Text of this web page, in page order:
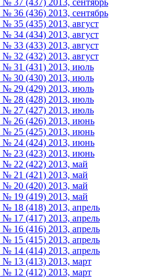
№ 36 (436) 2013, сентябрь
№ 35 (435) 2013, август
№ 34 (434) 2013, август
№ 33 (433) 2013, август
№ 32 (432) 2013, август
№ 31 (431) 2013, июль
№ 30 (430) 2013, июль
№ 29 (429) 2013, июль
№ 28 (428) 2013, июль
№ 27 (427) 2013, июль
№ 26 (426) 2013, июнь
№ 25 (425) 2013, июнь
№ 24 (424) 2013, июнь
№ 23 (423) 2013, июнь
№ 22 (422) 2013, май
№ 21 (421) 2013, май
№ 20 (420) 2013, май
№ 19 (419) 2013, май
№ 18 (418) 2013, апрель
№ 17 (417) 2013, апрель
№ 16 (416) 2013, апрель
№ 15 (415) 2013, апрель
№ 14 (414) 2013, апрель
№ 13 (413) 2013, март
№ 12 (412) 2013, март